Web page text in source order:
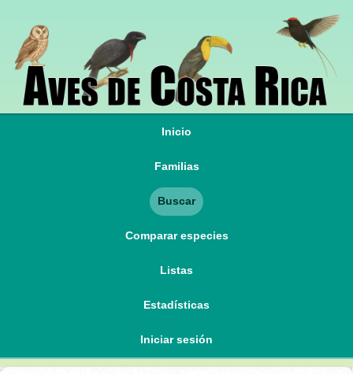
Inicio
Familias
Buscar
Comparar especies
Listas
Estadísticas
Iniciar sesión